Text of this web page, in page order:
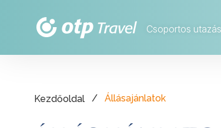
Csoportos
Kezdőoldal / Állásajánlatok